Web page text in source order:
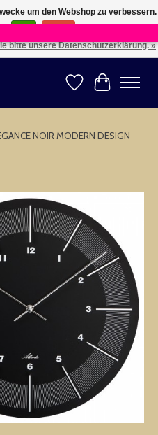
×
DE -- Choose your language: EN ⇓ ⇒
Wunschzettel
Ihr
NOIR MODERN DESIGN
Items
um den Webshop zu verbessern.
bitte unsere Datenschutzerklärung. »